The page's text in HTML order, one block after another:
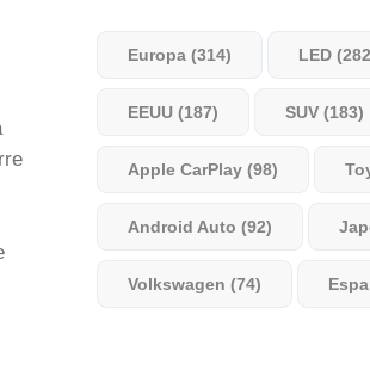
Europa (314) LED
EEUU (187) SUV (183)
Apple CarPlay (98)
Android Auto (92)
Volkswagen (74)